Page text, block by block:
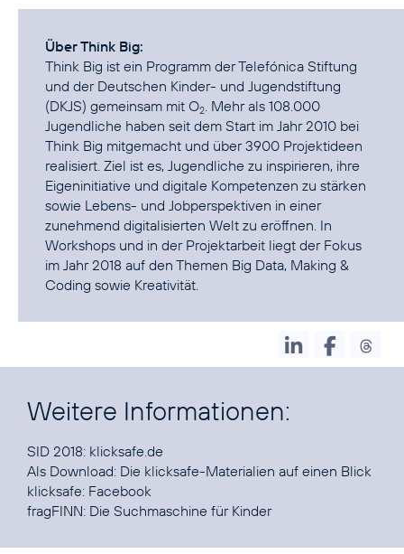
Über Think Big:
Think Big ist ein Programm der Telefónica Stiftung
und der Deutschen Kinder- und Jugendstiftung
(DKJS) gemeinsam mit O2 . Mehr als 108.000
Jugendliche haben seit dem Start im Jahr 2010 bei
Think Big mitgemacht und über 3900 Projektideen
realisiert. Ziel ist es, Jugendliche zu inspirieren, ihre
Eigeninitiative und digitale Kompetenzen zu stärken
sowie Lebens- und Jobperspektiven in einer
zunehmend digitalisierten Welt zu eröffnen. In
Workshops und in der Projektarbeit liegt der Fokus
im Jahr 2018 auf den Themen Big Data, Making &
Coding sowie Kreativität.
Weitere Informationen:
SID 2018: klicksafe.de
Als Download: Die klicksafe-Materialien auf einen Blick
klicksafe: Facebook
fragFINN: Die Suchmaschine für Kinder